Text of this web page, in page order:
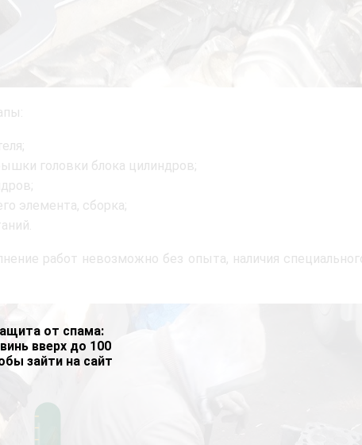
от спама:
вверх до 100
зайти на сайт
головки блока цилиндров;
элемента, сборка;
работ невозможно без опыта, наличия